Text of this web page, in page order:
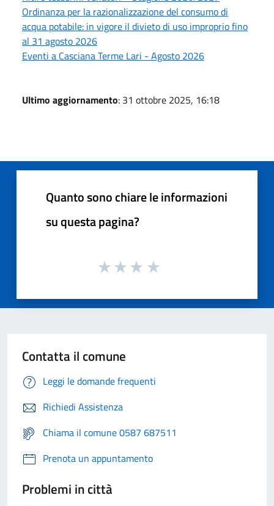
Ordinanza per la razionalizzazione del consumo di
acqua potabile: in vigore il divieto di uso improprio fino
al 31 agosto 2026
Eventi a Casciana Terme Lari - Agosto 2026
Ultimo aggiornamento: 31 ottobre 2025, 16:18
Quanto sono chiare le informazioni
su questa pagina?
Contatta il comune
Leggi le domande frequenti
Richiedi Assistenza
Chiama il comune 0587 687511
Prenota un appuntamento
Problemi in città